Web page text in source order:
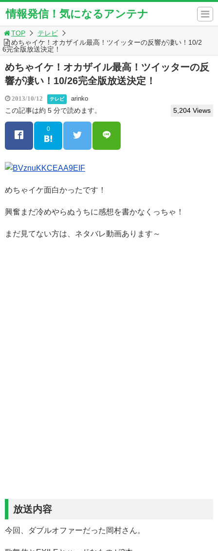
情報発信！気になるアンテナ
TOP
テレビ
めちゃイケ！オカザイル最高！ツイッターの反響が凄い！10/2
6完全版放送決定！
めちゃイケ！オカザイル最高！ツイッターの反
響が凄い！10/26完全版放送決定！
2013/10/12 テレビ arinko
この記事は約 5 分で読めます。 5,204 Views
0
めちゃイケ面白かったです！
興奮まだ冷めやらぬうちに感想を書かなくっちゃ！
まだ見てない方は、ネタバレ動画あります～
放送内容
今回、ダブルオファーだった岡村さん。